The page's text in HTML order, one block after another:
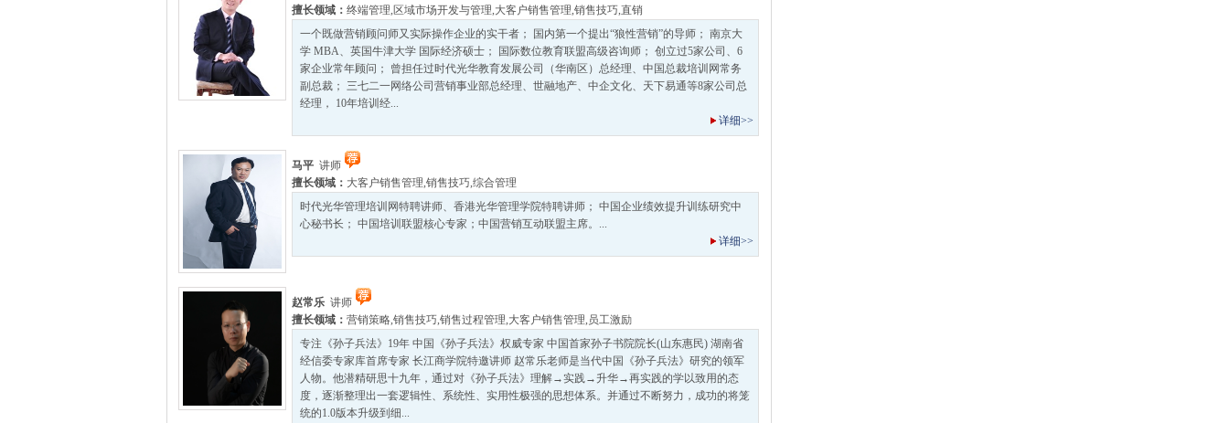
擅长领域： 终端管理, 区域市场开发与管理,大客户销售管理,销售技巧,直销
一个既做营销顾问师又实际操作企业的实干者； 国内第一个提出“狼性营销”的导师； 南京大
学 MBA、英国牛津大学 国际经济硕士； 国际数位教育联盟高级咨询师； 创立过5家公司、6
家企业常年顾问； 曾担任过时代光华教育发展公司（华南区）总经理、中国总裁培训网常务
副总裁； 三七二一网络公司营销事业部总经理、世融地产、中企文化、天下易通等8家公司总
经理， 10年培训经...
详细>>
马平 讲师
擅长领域： 大客户销售管理,销售技巧,综合管理
时代光华管理培训网特聘讲师、香港光华管理学院特聘讲师； 中国企业绩效提升训练研究中
心秘书长； 中国培训联盟核心专家；中国营销互动联盟主席。...
详细>>
赵常乐 讲师
擅长领域： 营销策略,销售技巧,销售过程管理,大客户销售管理, 员工激励
专注《孙子兵法》19年 中国《孙子兵法》权威专家 中国首家孙子书院院长(山东惠民) 湖南省
经信委专家库首席专家 长江商学院特邀讲师 赵常乐老师是当代中国《孙子兵法》研究的领军
人物。他潜精研思十九年，通过对《孙子兵法》理解→实践→升华→再实践的学以致用的态
度，逐渐整理出一套逻辑性、系统性、实用性极强的思想体系。并通过不断努力，成功的将笼
统的1.0版本升级到细...